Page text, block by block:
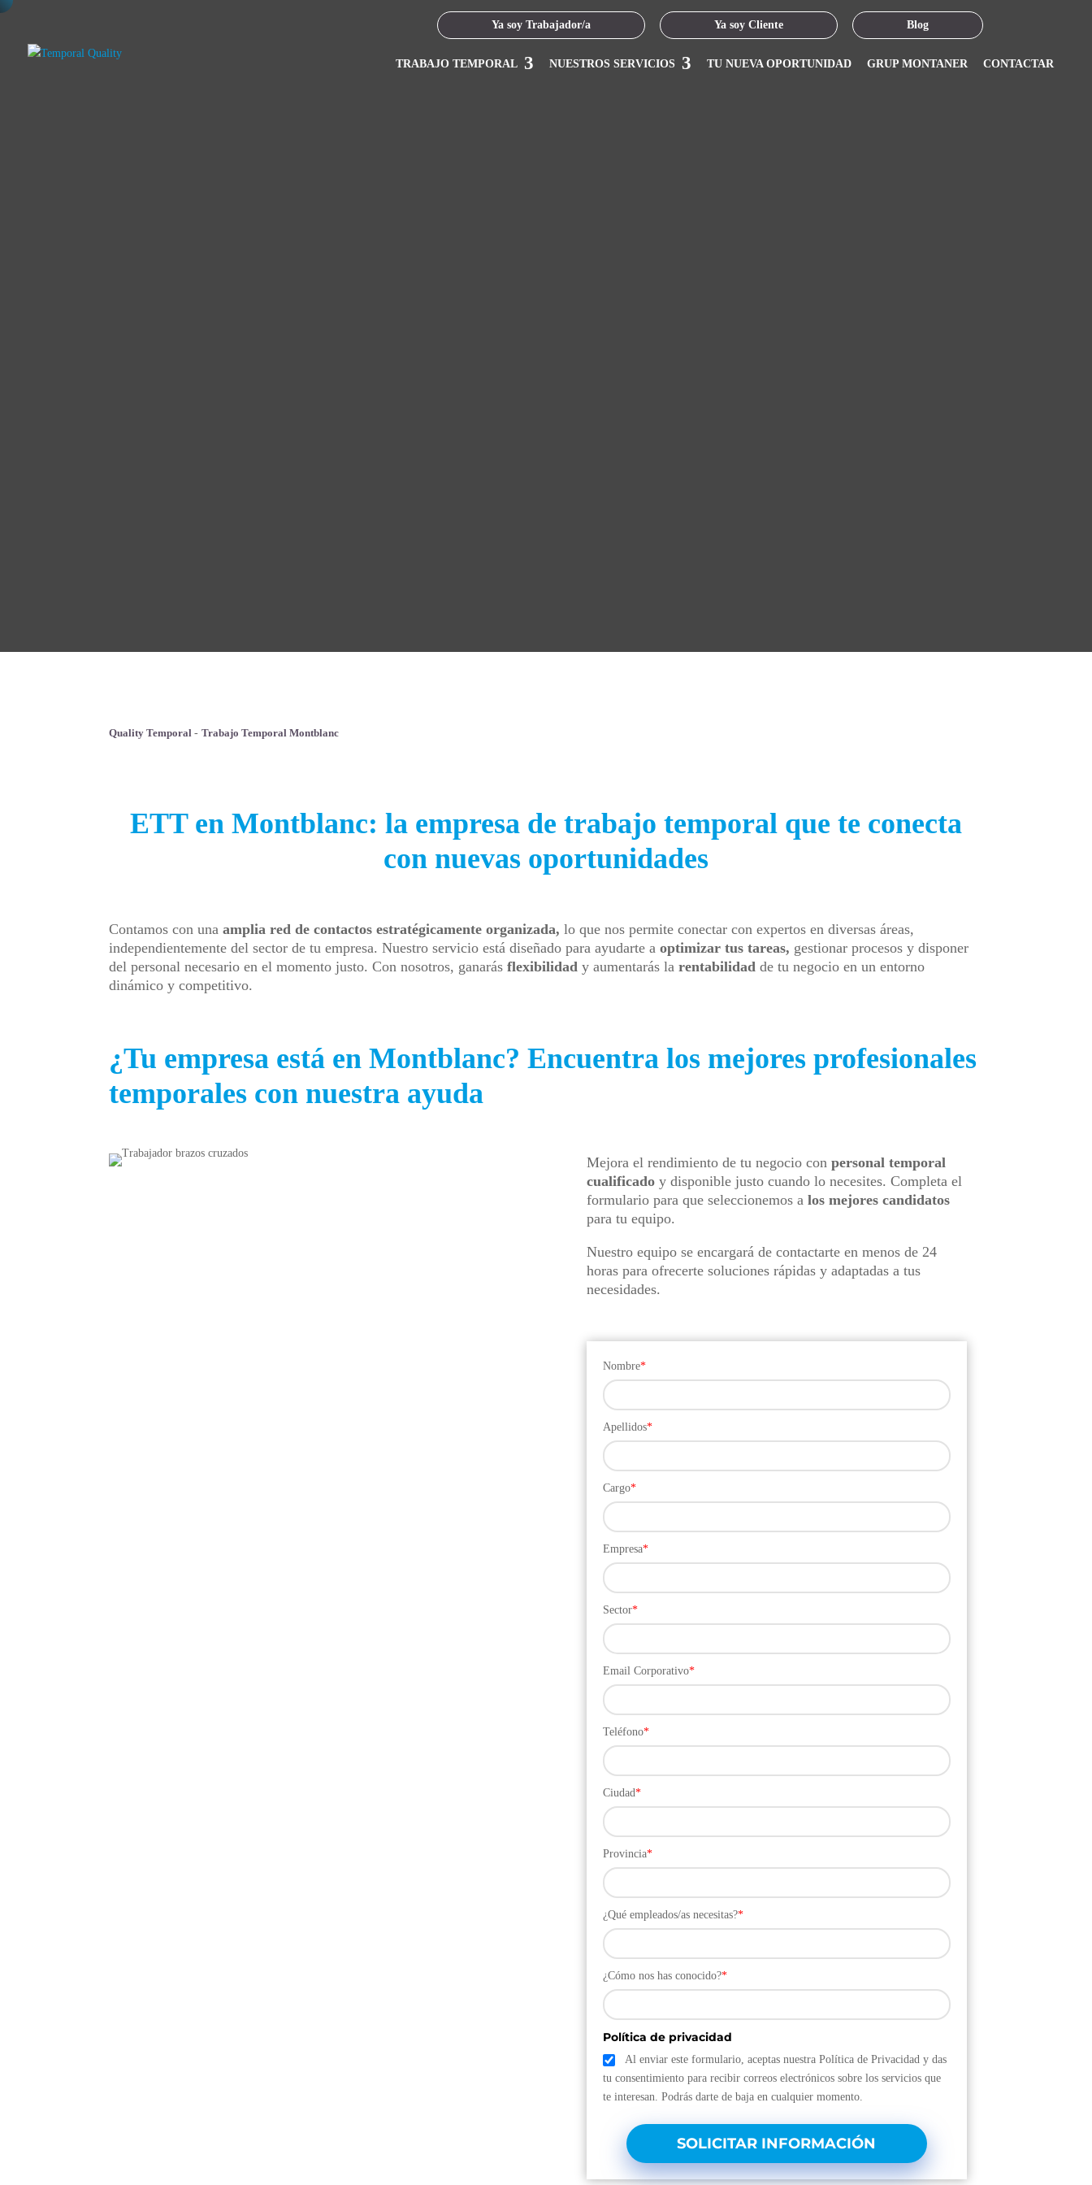
Ya soy Trabajador/a Ya soy Cliente Blog
TRABAJO TEMPORAL NUESTROS SERVICIOS TU NUEVA OPORTUNIDAD GRUP MONTANER CONTACTAR
Quality Temporal -Trabajo Temporal Montblanc
ETT en Montblanc: la empresa de trabajo temporal que te conecta
con nuevas oportunidades
Contamos con una amplia red de contactos estratégicamente organizada, lo que nos permite conectar con expertos en diversas áreas,
independientemente del sector de tu empresa. Nuestro servicio está diseñado para ayudarte aoptimizar tus tareas, gestionar procesos y disponer
del personal necesario en el momento justo. Con nosotros, ganarásflexibilidad y aumentarás larentabilidad de tu negocio en un entorno
dinámico y competitivo.
¿Tu empresa está en Montblanc? Encuentra los mejores profesionales
temporales con nuestra ayuda
Mejora el rendimiento de tu negocio con personal temporal
cualificadoy disponible justo cuando lo necesites. Completa el
formulario para que seleccionemos a los mejores candidatos
para tu equipo.
Nuestro equipo se encargará de contactarte en menos de 24
horas para ofrecerte soluciones rápidas y adaptadas a tus
necesidades.
Nombre*
Apellidos*
Cargo*
Empresa*
Sector*
Email Corporativo*
Teléfono*
Ciudad*
Provincia*
¿Qué empleados/as necesitas?*
¿Cómo nos has conocido?*
Política de privacidad
Al enviar este formulario, aceptas nuestra Política de Privacidad y das
tu consentimiento para recibir correos electrónicos sobre los servicios que
te interesan. Podrás darte de baja en cualquier momento.
SOLICITAR INFORMACIÓN